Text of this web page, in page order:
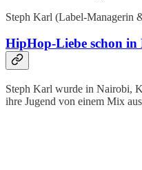
Steph Karl (Label-Managerin
HipHop-Liebe schon
Steph Karl wurde in Nairobi,
ihre Jugend von einem Mix